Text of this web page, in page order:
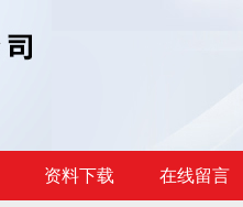
资料下载 在线留言